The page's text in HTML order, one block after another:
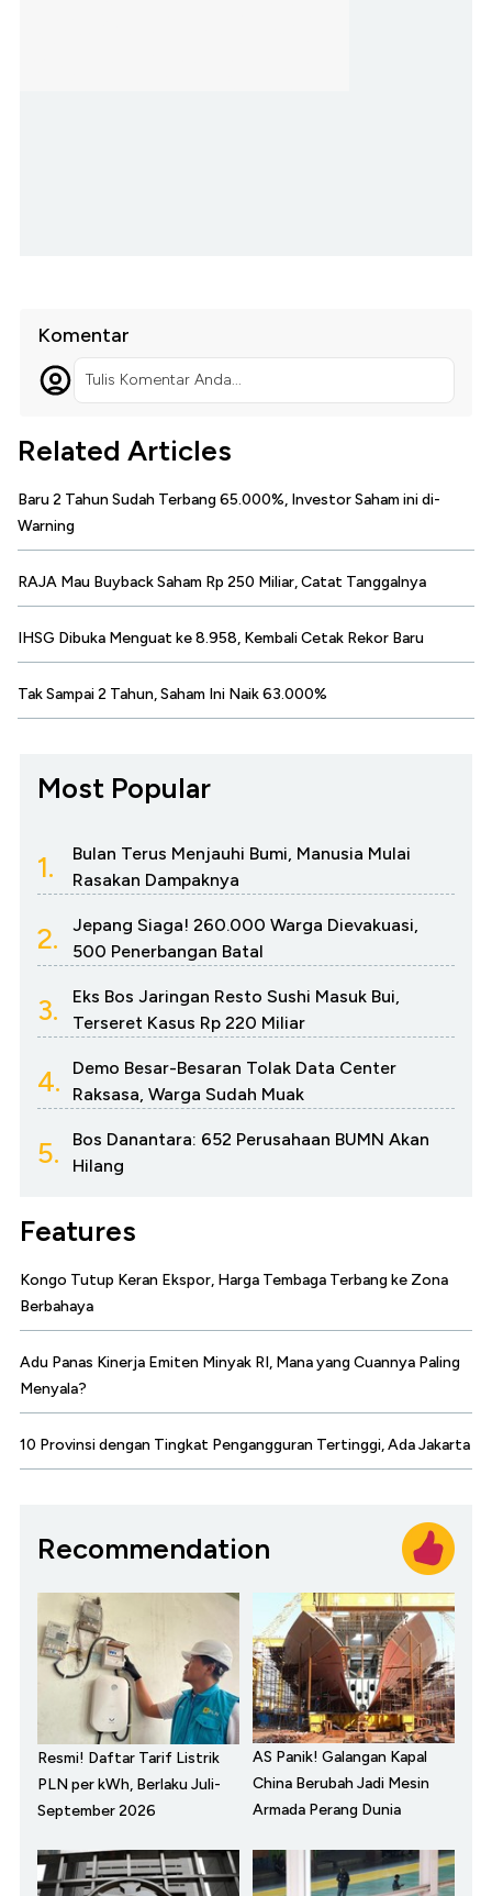
Komentar
Tulis Komentar Anda...
Related Articles
Baru 2 Tahun Sudah Terbang 65.000%, Investor Saham ini di-
Warning
RAJA Mau Buyback Saham Rp 250 Miliar, Catat Tanggalnya
IHSG Dibuka Menguat ke 8.958, Kembali Cetak Rekor Baru
Tak Sampai 2 Tahun, Saham Ini Naik 63.000%
Most Popular
1.
Bulan Terus Menjauhi Bumi, Manusia Mulai
Rasakan Dampaknya
2.
Jepang Siaga! 260.000 Warga Dievakuasi,
500 Penerbangan Batal
3.
Eks Bos Jaringan Resto Sushi Masuk Bui,
Terseret Kasus Rp 220 Miliar
4.
Demo Besar-Besaran Tolak Data Center
Raksasa, Warga Sudah Muak
5.
Bos Danantara: 652 Perusahaan BUMN Akan
Hilang
Features
Kongo Tutup Keran Ekspor, Harga Tembaga Terbang ke Zona
Berbahaya
Adu Panas Kinerja Emiten Minyak RI, Mana yang Cuannya Paling
Menyala?
10 Provinsi dengan Tingkat Pengangguran Tertinggi, Ada Jakarta
Recommendation
Resmi! Daftar Tarif Listrik
PLN per kWh, Berlaku Juli-
September 2026
AS Panik! Galangan Kapal
China Berubah Jadi Mesin
Armada Perang Dunia